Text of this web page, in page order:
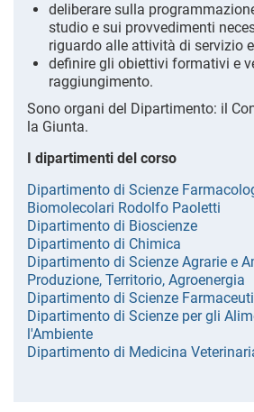
deliberare sulla
studio e sui provvedimenti
riguardo alle attività di servizio
definire gli obiettivi formativi e
raggiungimento.
Sono organi del Dipartimento: il
la Giunta.
I dipartimenti del corso
Dipartimento di Scienze
Biomolecolari Rodolfo Paoletti
Dipartimento di Bioscienze
Dipartimento di Chimica
Dipartimento di Scienze Agrarie e
Produzione, Territorio, Agroenergia
Dipartimento di Scienze
Dipartimento di Scienze per gli
l'Ambiente
Dipartimento di Medicina